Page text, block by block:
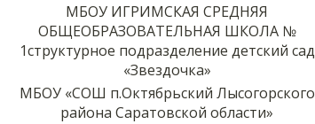
МБОУ ИГРИМСКАЯ СРЕДНЯЯ
ОБЩЕОБРАЗОВАТЕЛЬНАЯ ШКОЛА №
1структурное подразделение детский сад
«Звездочка»
МБОУ «СОШ п.Октябрьский Лысогорского
района Саратовской области»